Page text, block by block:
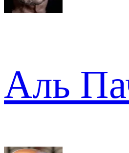
Аль